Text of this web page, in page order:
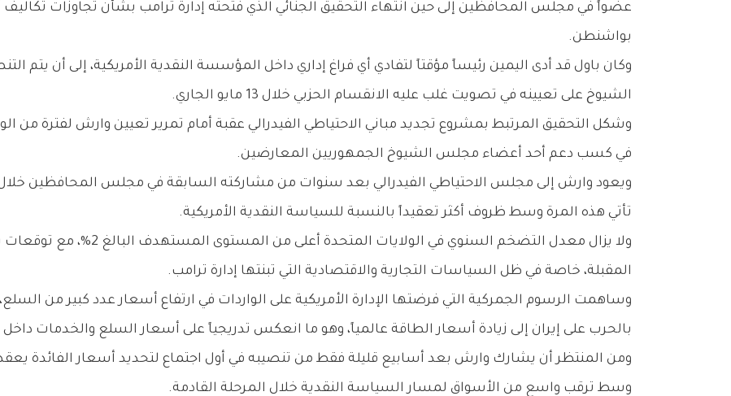
عضواً في مجلس المحافظين إلى حين انتهاء التحقيق الجنائي الذي فتحته إدارة ترامب بشأن تجاوزات تكاليف
بواشنطن.
وكان باول قد أدى اليمين رئيساً مؤقتاً لتفادي أي فراغ إداري داخل المؤسسة النقدية الأمريكية، إلى أن
الشيوخ على تعيينه في تصويت غلب عليه الانقسام الحزبي خلال 13 مايو الجاري.
وشكل التحقيق المرتبط بمشروع تجديد مباني الاحتياطي الفيدرالي عقبة أمام تمرير تعيين وارش لفترة من
في كسب دعم أحد أعضاء مجلس الشيوخ الجمهوريين المعارضين.
ويعود وارش إلى مجلس الاحتياطي الفيدرالي بعد سنوات من مشاركته السابقة في مجلس المحافظين خلال
تأتي هذه المرة وسط ظروف أكثر تعقيداً بالنسبة للسياسة النقدية الأمريكية.
ولا يزال معدل التضخم السنوي في
المقبلة، خاصة في ظل السياسات التجارية والاقتصادية التي تبنتها إدارة ترامب.
وساهمت الرسوم الجمركية التي فرضتها الإدارة الأمريكية على الواردات في ارتفاع أسعار عدد كبير من
بالحرب على إيران إلى زيادة أسعار الطاقة عالمياً، وهو ما انعكس تدريجياً على أسعار السلع والخدمات داخل
ومن المنتظر أن يشارك وارش بعد أسابيع قليلة فقط من تنصيبه في أول اجتماع لتحديد أسعار الفائدة
وسط ترقب واسع من الأسواق لمسار السياسة النقدية خلال المرحلة القادمة.